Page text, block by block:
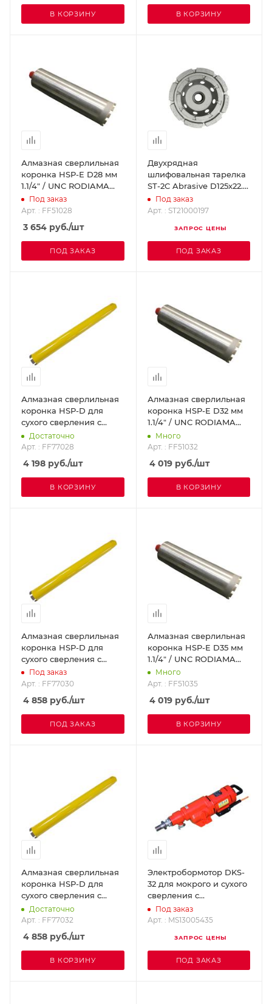
В КОРЗИНУ В КОРЗИНУ
Алмазная сверлильная
коронка HSP-E D28 мм
1.1/4" / UNC RODIAMA
FF51028
Под заказ
Арт. : FF51028
3 654 руб./шт
ПОД ЗАКАЗ
Двухрядная
шлифовальная тарелка
ST-2C Abrasive D125х22.2
DR.SCHULZE ST21000197
Под заказ
Арт. : ST21000197
ЗАПРОС ЦЕНЫ
ПОД ЗАКАЗ
Алмазная сверлильная
коронка HSP-D для
сухого сверления с
микроударом, диам. 28
мм 1 1/4 UNC
DR.SCHULZE FF77028
Достаточно
Арт. : FF77028
4 198 руб./шт
В КОРЗИНУ
Алмазная сверлильная
коронка HSP-E D32 мм
1.1/4" / UNC RODIAMA
FF51032
Много
Арт. : FF51032
4 019руб./шт
В КОРЗИНУ
Алмазная сверлильная
коронка HSP-D для
сухого сверления с
микроударом, диам. 30
мм 1 1/4 UNC
DR.SCHULZE FF77030
Под заказ
Арт. : FF77030
4 858 руб./шт
ПОД ЗАКАЗ
Алмазная сверлильная
коронка HSP-E D35 мм
1.1/4" / UNC RODIAMA
FF51035
Много
Арт. : FF51035
4 019руб./шт
В КОРЗИНУ
Алмазная сверлильная
коронка HSP-D для
сухого сверления с
микроударом, диам.
32мм 1 1/4 UNC
DR.SCHULZE FF77032
Достаточно
Арт. : FF77032
4 858 руб./шт
В КОРЗИНУ
Электробормотор DKS-
32 для мокрого и сухого
сверления с
подключаемым
микроударом
MS13005435
Под заказ
Арт. : MS13005435
ЗАПРОС ЦЕНЫ
ПОД ЗАКАЗ